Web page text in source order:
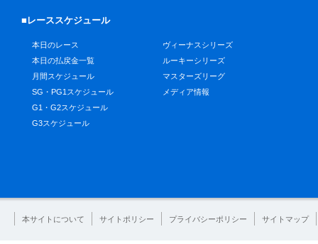
■レーススケジュール
本日のレース
本日の払戻金一覧
月間スケジュール
SG・PG1スケジュール
G1・G2スケジュール
G3スケジュール
ヴィーナスシリーズ
ルーキーシリーズ
マスターズリーグ
メディア情報
本サイトについて サイトポリシー プライバシーポリシー サイトマップ